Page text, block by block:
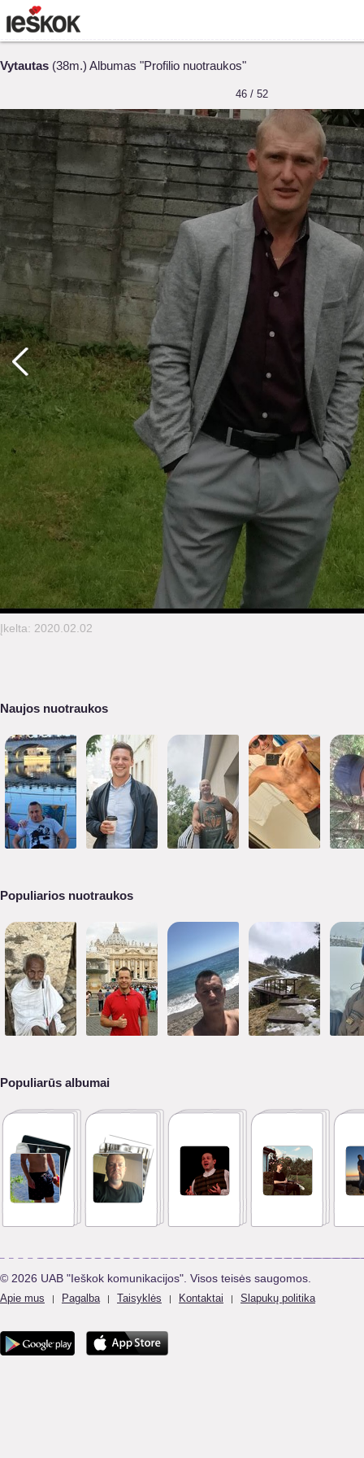
Vytautas (38m.) Albumas "Profilio nuotraukos"
46 / 52
Įkelta: 2020.02.02
Naujos nuotraukos
Populiarios nuotraukos
Populiarūs albumai
© 2026 UAB "Ieškok komunikacijos". Visos teisės saugomos.
Apie mus | Pagalba | Taisyklės | Kontaktai | Slapukų politika